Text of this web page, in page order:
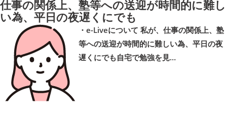
仕事の関係上、塾等への送迎が時間的に難し
い為、平日の夜遅くにでも
・e-Liveについて 私が、仕事の関係上、塾
等への送迎が時間的に難しい為、平日の夜
遅くにでも自宅で勉強を見…